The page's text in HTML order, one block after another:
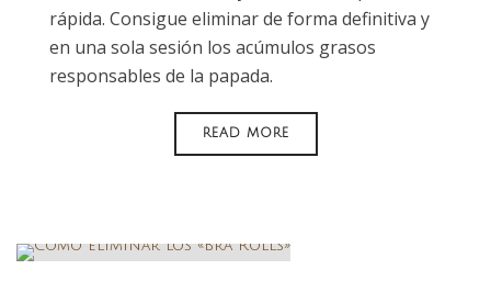
rápida. Consigue eliminar de forma definitiva y
en una sola sesión los acúmulos grasos
responsables de la papada.
READ MORE